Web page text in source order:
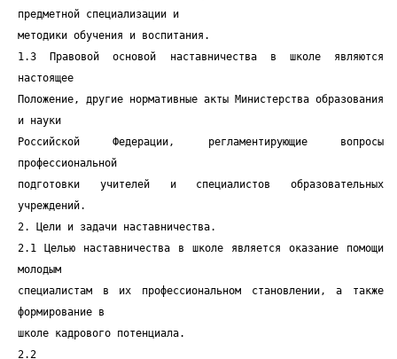
предметной специализации и
методики обучения и воспитания.
1.3 Правовой основой наставничества в школе являются
настоящее
Положение, другие нормативные акты Министерства образования
и науки
Российской Федерации, регламентирующие вопросы
профессиональной
подготовки учителей и специалистов образовательных
учреждений.
2. Цели и задачи наставничества.
2.1 Целью наставничества в школе является оказание помощи
молодым
специалистам в их профессиональном становлении, а также
формирование в
школе кадрового потенциала.
2.2